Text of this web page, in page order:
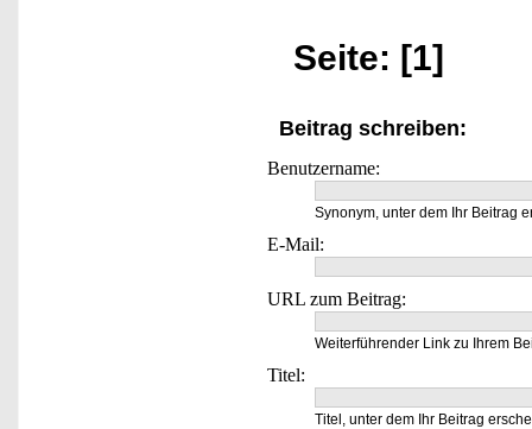
Seite: [1]
Beitrag schreiben:
Benutzername:
Synonym, unter dem Ihr Beitrag
E-Mail:
URL zum Beitrag:
Weiterführender Link zu Ihrem
Titel:
Titel, unter dem Ihr Beitrag